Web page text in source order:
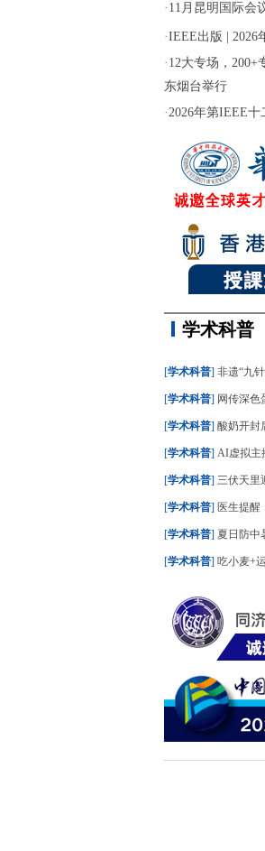
· 11月昆明国际会
·IEEE出版 | 2026
· 12大专场，200+
东烟台举行
·2026年第IEEE十
学术科普
[学术科普] 非遗“九针
[学术科普] 网传深色
[学术科普] 酸奶开封
[学术科普] AI虚拟主播
[学术科普] 三伏天里
[学术科普] 医生提醒
[学术科普] 夏日防中
[学术科普] 吃小麦+